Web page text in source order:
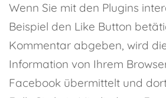
Wenn Sie mit den Plugins
Beispiel den Like Button
Kommentar abgeben, wird
Information von Ihrem
Facebook übermittelt und